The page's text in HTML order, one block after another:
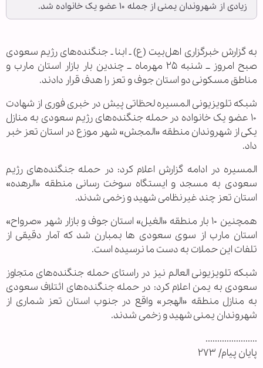
زیادی از شهروندان یمنی از جمله ۱۰ عضو یک خانواده شد.
به گزارش خبرگزاری اهل‌بیت (ع) ـ ابنا ـ جنگنده‌های رژیم سعودی
صبح امروز ــ شنبه ۲۵ مهرماه ــ چندین بار بازار استان مارب و
مناطق مسکونی دو استان جوف و تعز را هدف قرار دادند.
شبکه تلویزیونی المسیره لحظاتی پیش در خبری فوری از شهادت
۱۰ عضو یک خانواده در حمله جنگنده‌های رژیم سعودی به منازل
یکی از شهروندان منطقه «المجش» شهر موزع در استان تعز خبر
داد.
المسیره در ادامه گزارش اعلام کرد: در حمله جنگنده‌های رژیم
سعودی به مسجد و ایستگاه سوخت رسانی منطقه «الرهده»
استان تعز چند غیرنظامی شهید و زخمی شدند.
همچنین ۱۰ بار منطقه «الغیل» استان جوف و بازار شهر «صرواح»
استان مارب از سوی سعودی ها بمبارن شد که آمار دقیقی از
تلفات این حملات به دست ما نرسیده است.
شبکه تلویزیونی العالم نیز در راستای حمله جنگنده‌های متجاوز
سعودی به یمن اعلام کرد: در حمله جنگنده‌های ائتلاف سعودی
به منازل منطقه «الهجر» واقع در جنوب استان تعز شماری از
شهروندان یمنی شهید و زخمی شدند.
......................
پایان پیام/ ۲۷۳